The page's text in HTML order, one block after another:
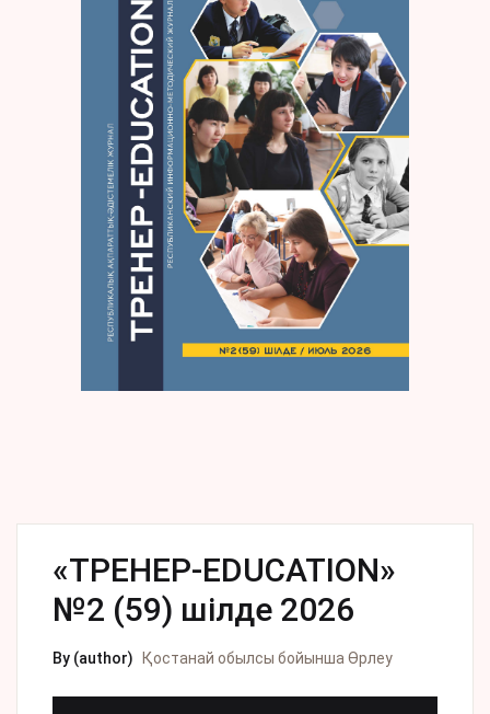
«ТРЕНЕР-EDUCATION»
№2 (59) шілде 2026
By (author) Қостанай обылсы бойынша Өрлеу